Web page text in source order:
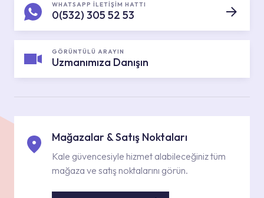
WHATSAPP İLETİŞİM HATTI
0(532) 305 52 53
GÖRÜNTÜLÜ ARAYIN
Uzmanımıza Danışın
Mağazalar & Satış Noktaları
Kale güvencesiyle hizmet alabileceğiniz tüm
mağaza ve satış noktalarını görün.